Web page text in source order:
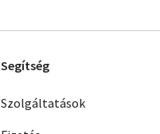
Segítség
Szolgáltatások